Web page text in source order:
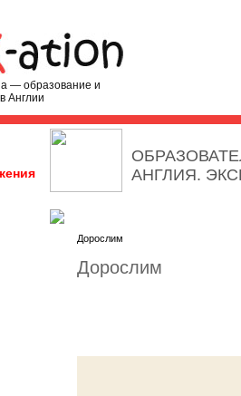
— образование и
Англии
АНГЛИЯ.
Дорослим
Дорослим